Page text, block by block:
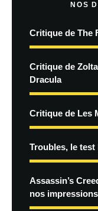
NOS
Critique de The
Critique de
Dracula
Critique de Les
Troubles, le test
Assassin’s
nos